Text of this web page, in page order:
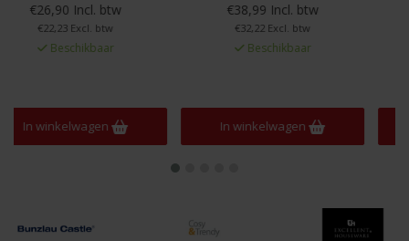
€38,99 Incl. btw
€32,22 Excl. btw
Beschikbaar
In winkelwagen
€32,90 Incl. btw
€27,19 Excl. btw
Beschikbaar
In winkelwagen